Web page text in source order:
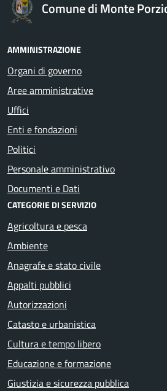
Comune di Monte
AMMINISTRAZIONE
Organi di governo
Aree amministrative
Uffici
Enti e fondazioni
Politici
Personale amministrativo
Documenti e Dati
CATEGORIE DI SERVIZIO
Agricoltura e pesca
Ambiente
Anagrafe e stato civile
Appalti pubblici
Autorizzazioni
Catasto e urbanistica
Cultura e tempo libero
Educazione e formazione
Giustizia e sicurezza pubblica